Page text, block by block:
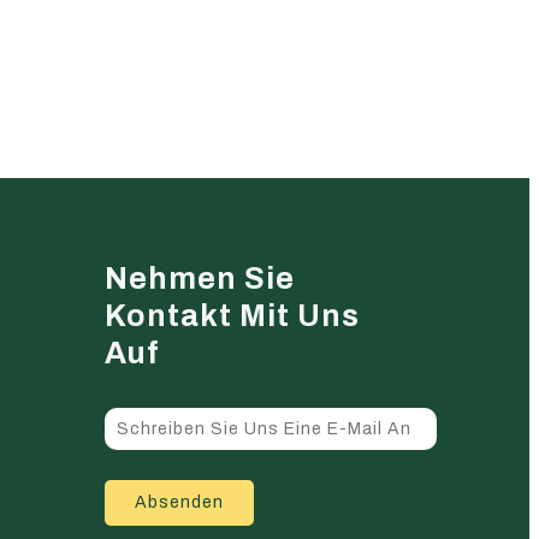
Nehmen Sie
Kontakt Mit Uns
Auf
Absenden